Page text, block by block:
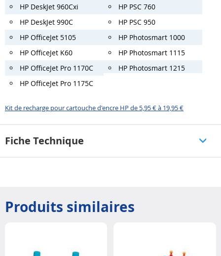
HP DeskJet 960Cxi
HP DeskJet 990C
HP OfficeJet 5105
HP OfficeJet K60
HP OfficeJet Pro 1170C
HP OfficeJet Pro 1175C
HP PSC 760
HP PSC 950
HP Photosmart 1000
HP Photosmart 1115
HP Photosmart 1215
Kit de recharge pour cartouche d'encre HP de 5,95 € à 19,95 €
Fiche Technique
Produits similaires